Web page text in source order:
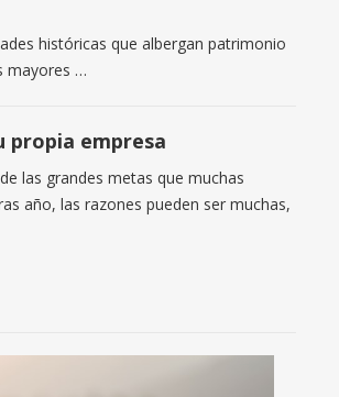
históricas que albergan patrimonio
mayores …
propia empresa
las grandes metas que muchas
año, las razones pueden ser muchas,